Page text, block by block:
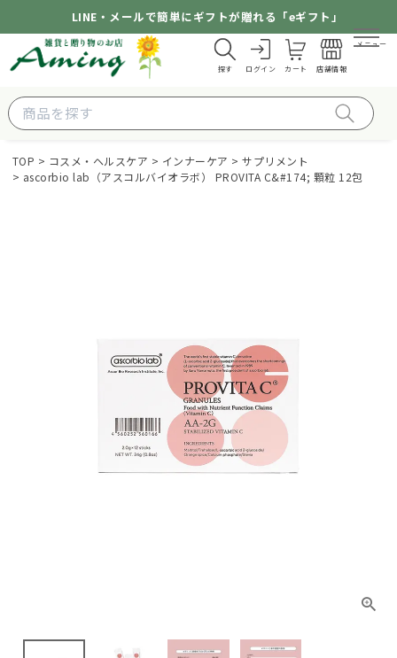
LINE・メールで簡単にギフトが贈れる「eギフト」
探す ログイン カート 店舗情報
メニュー
TOP コスメ・ヘルスケア インナーケア
サプリメント
ascorbio lab（アスコルバイオラボ） PROVITA C&#174; 顆粒 12包